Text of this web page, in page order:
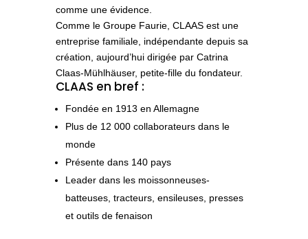
comme une évidence.
Comme le Groupe Faurie, CLAAS est une
entreprise familiale, indépendante depuis sa
création, aujourd’hui dirigée par Catrina
Claas-Mühlhäuser, petite-fille du fondateur.
CLAAS en bref :
Fondée en 1913 en Allemagne
Plus de 12 000 collaborateursdans le
monde
Présente dans 140 pays
Leader dans les moissonneuses-
batteuses, tracteurs, ensileuses, presses
et outils de fenaison